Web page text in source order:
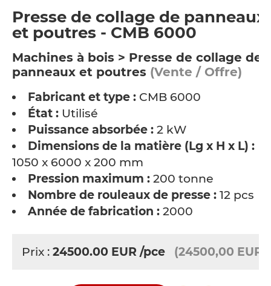
Presse de collage de panneaux
et poutres - CMB 6000
Machines à bois > Presse de collage de
panneaux et poutres (Vente / Offre)
Fabricant et type : CMB 6000
État : Utilisé
Puissance absorbée : 2 kW
Dimensions de la matière (Lg x H x L) :
1050 x 6000 x 200 mm
Pression maximum : 200 tonne
Nombre de rouleaux de presse : 12 pcs
Année de fabrication : 2000
Prix : 24500.00 EUR /pce (24500,00 EUR)